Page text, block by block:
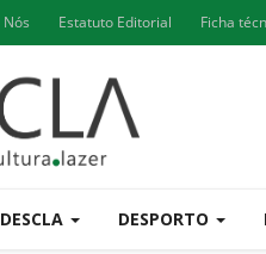
Estatuto Editorial Ficha
DESPORTO